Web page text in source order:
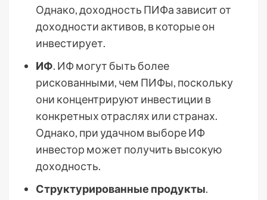
Однако, доходность ПИФа зависит от
доходности активов, в которые он
инвестирует.
ИФ. ИФ могут быть более
рискованными, чем ПИФы, поскольку
они концентрируют инвестиции в
конкретных отраслях или странах.
Однако, при удачном выборе ИФ
инвестор может получить высокую
доходность.
Структурированные продукты.